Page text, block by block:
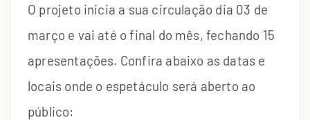
O projeto inicia a sua circulação dia 03 de
março e vai até o final do mês, fechando 15
apresentações. Confira abaixo as datas e
locais onde o espetáculo será aberto ao
público: